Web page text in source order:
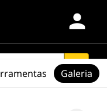
person
search
Galeria